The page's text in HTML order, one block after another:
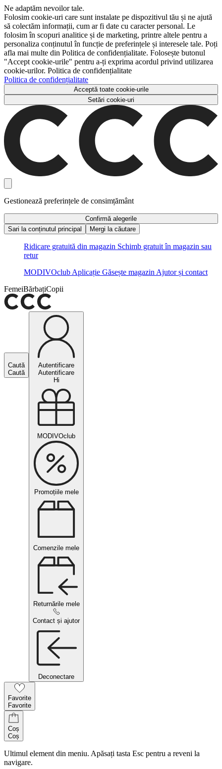
Ne adaptăm nevoilor tale.
Folosim cookie-uri care sunt instalate pe dispozitivul tău și ne ajută
să colectăm informații, cum ar fi date cu caracter personal. Le
folosim în scopuri analitice și de marketing, printre altele pentru a
personaliza conținutul în funcție de preferințele și interesele tale. Poți
afla mai multe din Politica de confidențialitate. Folosește butonul
"Accept cookie-urile" pentru a-ți exprima acordul privind utilizarea
cookie-urilor. Politica de confidențialitate
Politica de confidențialitate
Acceptă toate cookie-urile
Setări cookie-uri
Gestionează preferințele de consimțământ
Confirmă alegerile
Sari la conținutul principal
Mergi la căutare
Ridicare gratuită din magazin Schimb gratuit în magazin sau
retur
MODIVOclub Aplicație Găsește magazin Ajutor și contact
FemeiBărbațiCopii
Caută
Caută
Autentificare
Autentificare
Hi
MODIVOclub
Promoțiile mele
Comenzile mele
Returnările mele
Contact și ajutor
Deconectare
Favorite
Favorite
Coș
Coș
Ultimul element din meniu. Apăsați tasta Esc pentru a reveni la
navigare.